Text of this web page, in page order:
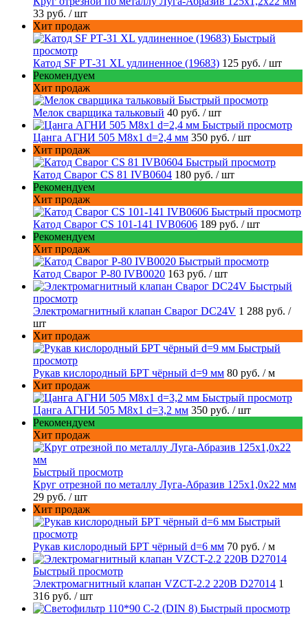
33 руб. / шт
Хит продаж
Быстрый
просмотр
Катод SF РТ-31 XL удлиненное (19683) 125 руб. / шт
Рекомендуем
Хит продаж
Быстрый просмотр
Мелок сварщика тальковый 40 руб. / шт
Быстрый просмотр
Цанга АГНИ 505 М8х1 d=2,4 мм 350 руб. / шт
Хит продаж
Быстрый просмотр
Катод Сварог CS 81 IVB0604 180 руб. / шт
Рекомендуем
Хит продаж
Быстрый просмотр
Катод Сварог CS 101-141 IVB0606 189 руб. / шт
Рекомендуем
Хит продаж
Быстрый просмотр
Катод Сварог P-80 IVB0020 163 руб. / шт
Быстрый
просмотр
Электромагнитный клапан Сварог DC24V 1 288 руб. /
шт
Хит продаж
Быстрый
просмотр
Рукав кислородный БРТ чёрный d=9 мм 80 руб. / м
Хит продаж
Быстрый просмотр
Цанга АГНИ 505 М8х1 d=3,2 мм 350 руб. / шт
Рекомендуем
Хит продаж
Быстрый просмотр
Круг отрезной по металлу Луга-Абразив 125x1,0x22 мм
29 руб. / шт
Хит продаж
Быстрый
просмотр
Рукав кислородный БРТ чёрный d=6 мм 70 руб. / м
Быстрый просмотр
Электромагнитный клапан VZCT-2.2 220В D27014 1
316 руб. / шт
Быстрый просмотр